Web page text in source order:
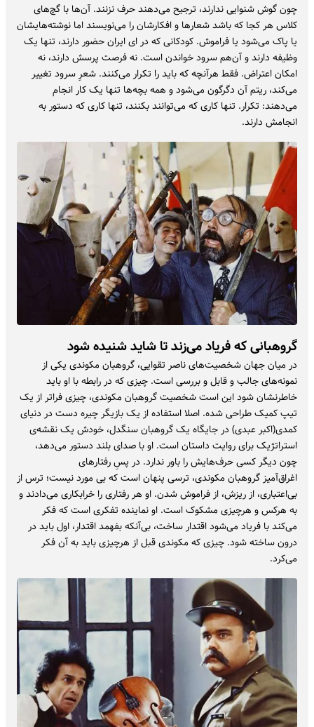
چون گوش شنوایی ندارند، ترجیح می‌دهند حرف نزنند. آن‌ها با گچ‌های
کلاس هر کجا که باشد شعارها و افکارشان را می‌نویسند اما نوشته‌هایشان
یا پاک می‌شود یا فراموش. کودکانی که در ای ایران حضور دارند، تنها یک
وظیفه دارند و آن‌هم سرود خواندن است. نه فرصت پرسش دارند، نه
امکان اعتراض. فقط هرآنچه که باید را تکرار می‌کنند. شعرِ سرود تغییر
می‌کند، ریتم آن دگرگون می‌شود و همه بچه‌ها تنها یک کار انجام
می‌دهند: تکرار. تنها کاری که می‌توانند بکنند، تنها کاری که دستور به
انجامش دارند.
گروهبانی که فریاد می‌زند تا شاید شنیده شود
در میان جهان شخصیت‌های ناصر تقوایی، گروهبان مکوندی یکی از
نمونه‌های جالب و قابل و بررسی است. چیزی که در رابطه با او باید
خاطرنشان شود این است شخصیت گروهبان مکوندی، چیزی فراتر از یک
تیپ کمیک طراحی شده. اصلا استفاده از یک بازیگر چیره دست در دنیای
کمدی(اکبر عبدی) در جایگاه یک گروهبان سنگدل، خودش یک نقشه‌ی
استراتژیک برای روایت داستان است. او با صدای بلند دستور می‌دهد،
چون دیگر کسی حرف‌هایش را باور ندارد. در پسِ رفتارهای
اغراق‌آمیز گروهبان مکوندی، ترسی پنهان است که بی مورد نیست؛ ترس از
بی‌اعتباری، از ریزش، از فراموش شدن. او هر رفتاری را خرابکاری می‌دادند و
به هرکس و هرچیزی مشکوک است. او نماینده تفکری است که فکر
می‌کند با فریاد می‌شود اقتدار ساخت، بی‌آنکه بفهمد اقتدار، اول باید در
درون ساخته شود. چیزی که مکوندی قبل از هرچیزی باید به آن فکر
می‌کرد.